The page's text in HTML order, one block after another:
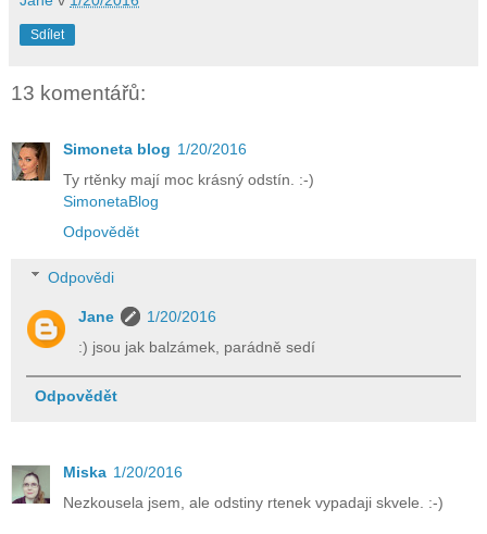
Sdílet
13 komentářů:
Simoneta blog 1/20/2016
Ty rtěnky mají moc krásný odstín. :-)
SimonetaBlog
Odpovědět
Odpovědi
Jane
1/20/2016
:) jsou jak balzámek, parádně sedí
Odpovědět
Miska 1/20/2016
Nezkousela jsem, ale odstiny rtenek vypadaji skvele. :-)